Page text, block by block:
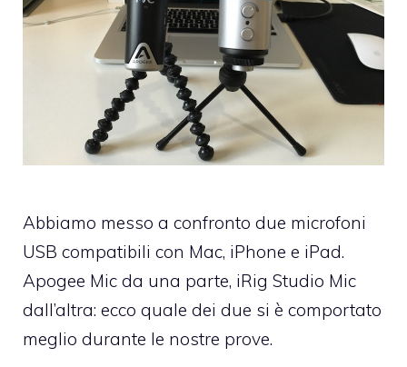
Abbiamo messo a confronto due microfoni
USB compatibili con Mac, iPhone e iPad.
Apogee Mic da una parte, iRig Studio Mic
dall’altra: ecco quale dei due si è comportato
meglio durante le nostre prove.